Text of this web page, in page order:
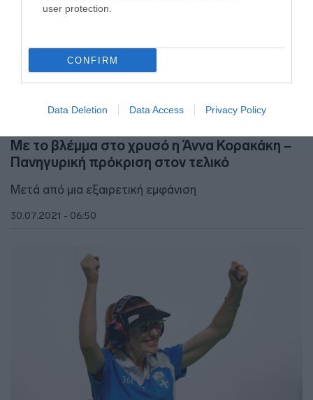
user protection.
CONFIRM
Data Deletion Data Access Privacy Policy
Με το βλέμμα στο χρυσό η Άννα Κορακάκη –
Πανηγυρική πρόκριση στον τελικό
Μετά από μια εξαιρετική εμφάνιση
30.07.2021 - 06:50